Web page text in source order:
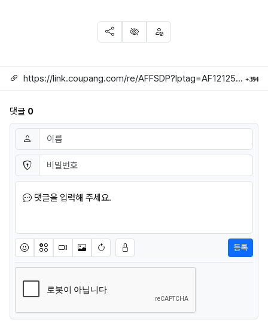
SNS 공유
신고 차단
링크 https://link.coupang.com/re/AFFSDP?lptag=AF1212524&subid=mojorida2&pageKey=6806892955&itemId=16090786989&vendorItemId=83288494433&traceid=V0-113-b059d68101f4d368 394회
댓글 0
댓글쓰기
이름 필수
비밀번호 필수
댓글을 입력해 주세요.
이모티콘아이콘동영상이미지새댓글 작성
등록